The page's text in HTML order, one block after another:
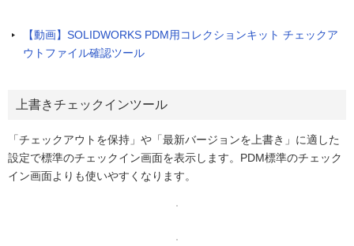
【動画】SOLIDWORKS PDM用コレクションキット チェックア
ウトファイル確認ツール
上書きチェックインツール
「チェックアウトを保持」や「最新バージョンを上書き」に適した
設定で標準のチェックイン画面を表示します。PDM標準のチェック
イン画面よりも使いやすくなります。